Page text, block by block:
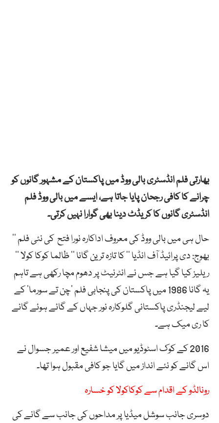
بھارتی فلم انڈسٹری بالی ووڈ میں پاکستان کے مشہور گانوں کو
چرانے کا کافی رجحان پایا جاتا ہے، ایسے میں بالی ووڈ فلم
انڈسٹری گانوں کا کریڈٹ دینا بھی گوارا نہیں کرتی۔
حال ہی میں بالی ووڈ کی معروف اداکارہ نورا فتح کی نئی فلم ’’
بھوج: دی پرائیڈ آف انڈیا ‘‘ کا تازہ ترین گانا ’’ ظالما کوکا کولا ‘‘
ریلیز کیا گیا ہے جس نے انٹرنیٹ پر دھوم مچا رکھی ہے تاہم
یہ گانا 1986 میں پاکستان کی پنجابی فلم ’چن تے سورما‘ کے
لیے لیجنڈری پاکستانی گلوکارہ نور جہاں کے گائے ہوئے گانے
کا ری میک ہے۔
2016 کے کوک اسٹوڈیو میں میشا شفیع اور عمیر جسوال نے
اس گانے کو نئے انداز میں گایا جو کافی مقبول ہوا تھا۔
رونالڈو کے اقدام سے کوکاکولا کو خسارہ
دوسری جانب سوشل میڈیا پر مداحوں کی جانب سے گانے کی